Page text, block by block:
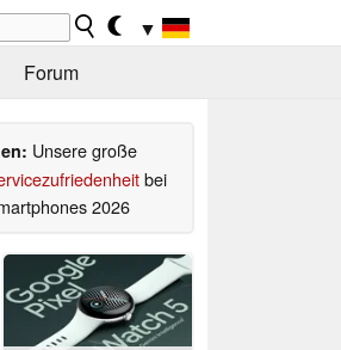
▼
Forum
Unsere große
bei
2026